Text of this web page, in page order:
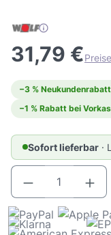
31,79 €
−3 %
−1 % Rabatt bei
Sofort lieferbar ·